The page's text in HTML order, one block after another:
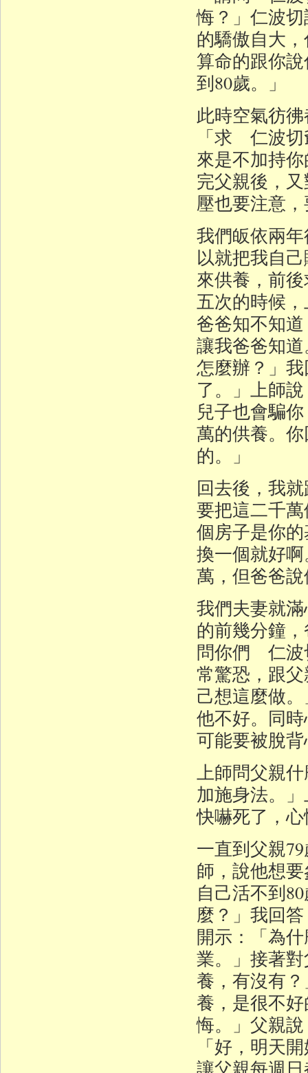
悔？」仁波
的驕傲自大
算命的跟你
到80歲。」
此時空氣彷
「求 仁波
來是不加持
完父親後，
壓也要注意
我們皈依兩
以就把我自
來供養，前
五次的時候
爸爸知不知
讓我爸爸知
怎麼辦？」
了。」上師
兒子也會騙
萬的供養。
的。」
回去後，我
要把這二千
個房子是你
換一個就好
萬，但爸爸
我們夫妻就
的前幾分鐘
問你們 仁波
常驚恐，跟
己想這麼做
他不好。同
可能要被脫
上師問父親
加施身法。
快嚇死了，
一直到父親
師，說他想
自己活不到
麼？」我回
開示：「為
業。」接著
養，有沒有
養，是很不
悔。」父親
「好，明天
讓父親每週